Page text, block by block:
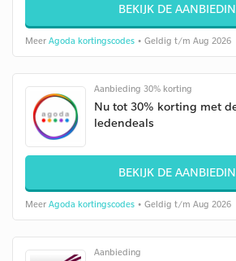
BEKIJK DE
Meer Agoda kortingscodes • Geldig t/m Aug 2026
Aanbieding 30% korting
Nu tot 30% korting met
ledendeals
BEKIJK DE
Meer Agoda kortingscodes • Geldig t/m Aug 2026
Aanbieding